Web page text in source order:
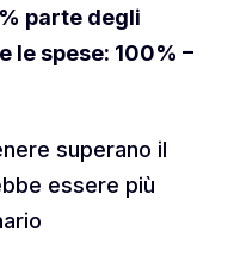
parte degli
le spese: 100% –
superano il
essere più